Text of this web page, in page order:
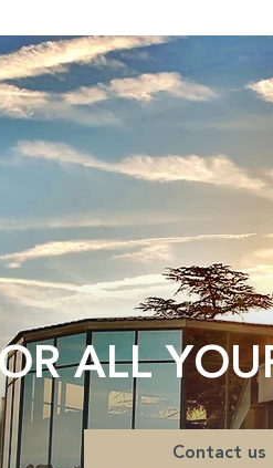
ALL
Contact us